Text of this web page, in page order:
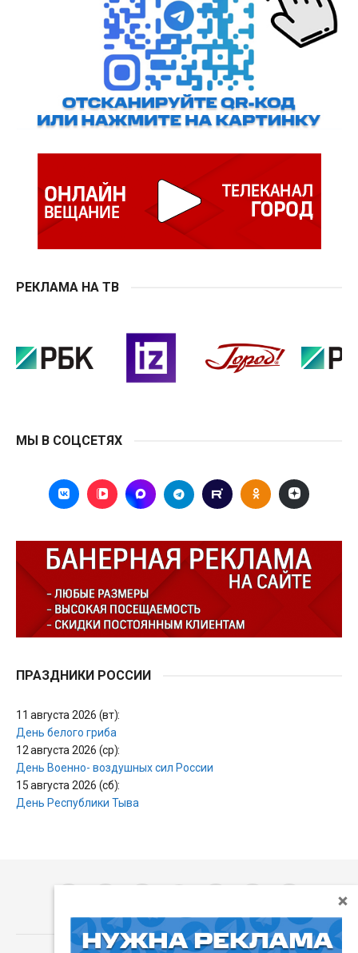
РЕКЛАМА НА ТВ
МЫ В СОЦСЕТЯХ
ПРАЗДНИКИ РОССИИ
11 августа 2026 (вт):
День белого гриба
12 августа 2026 (ср):
День Военно- воздушных сил России
15 августа 2026 (сб):
День Республики Тыва